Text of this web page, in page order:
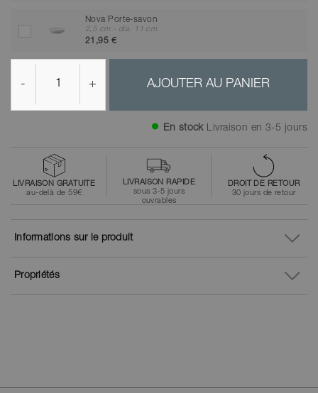
Nova Porte-savon
2,5 cm - dia. 11 cm
21,95 €
- + AJOUTER AU PANIER
En stock Livraison en 3-5 jours
LIVRAISON GRATUITE
au-delà de 59€
LIVRAISON RAPIDE
sous 3-5 jours
ouvrables
DROIT DE RETOUR
30 jours de retour
Propriétés
Informations sur le produit